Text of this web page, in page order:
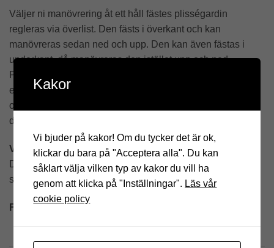
Väljer ni manövrering åt ett håll fästes plisségardin
regleras via överlist. Den fästs i överkant och kan
manövreras sedan ned och upp. Den kan även fästas i
underkant, då manövreras den istället upp och ned.
Plisségardinen hålls på plats av linor som är förspända
efter beställningsmåttet. Monteras med takbeslag överlist
och andra sidan med hjälp av fästsko som är monterade i
de förspända linorna.
Väv:
Enkel plisséväv – veckad väv där hålen blir synliga.
Dubbel plisséväv – veckad som en cell och hålen blir inte
synliga.
Färger: Komponenter och lister finns i vitt, grått eller svart.
Kakor
Vi bjuder på kakor! Om du tycker det är ok,
klickar du bara på "Acceptera alla". Du kan
såklart välja vilken typ av kakor du vill ha
genom att klicka på "Inställningar". Läs vår
cookie policy